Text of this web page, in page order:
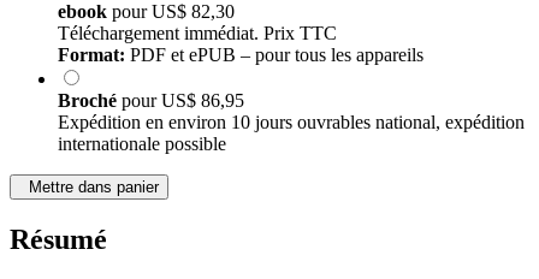
ebook pourUS$ 82,30
Téléchargement immédiat. Prix TTC
Format: PDF et ePUB – pour tous les appareils
Broché pourUS$ 86,95
Expédition en environ 10 jours ouvrables national, expédition
internationale possible
Mettre dans panier
Résumé